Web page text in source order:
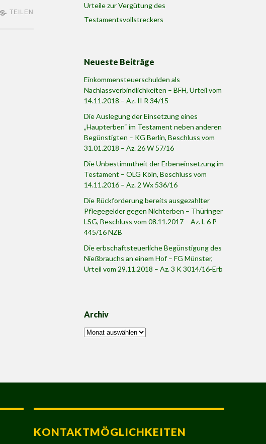
TEILEN
Urteile zur Vergütung des
Testamentsvollstreckers
Neueste Beiträge
Einkommensteuerschulden als
Nachlassverbindlichkeiten – BFH, Urteil vom
14.11.2018 – Az. II R 34/15
Die Auslegung der Einsetzung eines
„Haupterben“ im Testament neben anderen
Begünstigten – KG Berlin, Beschluss vom
31.01.2018 – Az. 26 W 57/16
Die Unbestimmtheit der Erbeneinsetzung im
Testament – OLG Köln, Beschluss vom
14.11.2016 – Az. 2 Wx 536/16
Die Rückforderung bereits ausgezahlter
Pflegegelder gegen Nichterben – Thüringer
LSG, Beschluss vom 08.11.2017 – Az. L 6 P
445/16 NZB
Die erbschaftsteuerliche Begünstigung des
Nießbrauchs an einem Hof – FG Münster,
Urteil vom 29.11.2018 – Az. 3 K 3014/16-Erb
Archiv
Archiv
KONTAKTMÖGLICHKEITEN